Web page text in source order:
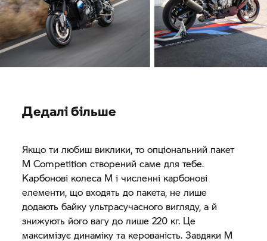
Дедалі більше
Якщо ти любиш виклики, то опціональний пакет
M Competition створений саме для тебе.
Карбонові колеса M і численні карбонові
елементи, що входять до пакета, не лише
додають байку ультрасучасного вигляду, а й
знижують його вагу до лише 220 кг. Це
максимізує динаміку та керованість. Завдяки M